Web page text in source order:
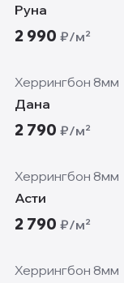
Руна
2 990 ₽/м²
8 мм
Херрингбон 8мм
Дана
2 790 ₽/м²
8 мм
Херрингбон 8мм
Асти
2 790 ₽/м²
8 мм
Херрингбон 8мм